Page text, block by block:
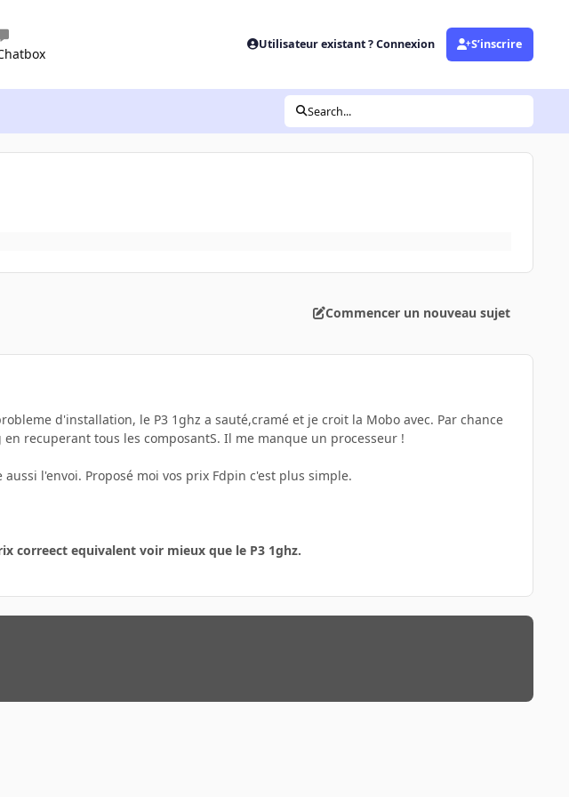
Utilisateur existant ? Connexion S’inscrire
Search...
Commencer un nouveau sujet
d'installation, le P3 1ghz a sauté,cramé et je croit la Mobo avec. Par chance
recuperant tous les composantS. Il me manque un processeur !
l'envoi. Proposé moi vos prix Fdpin c'est plus simple.
correect equivalent voir mieux que le P3 1ghz.